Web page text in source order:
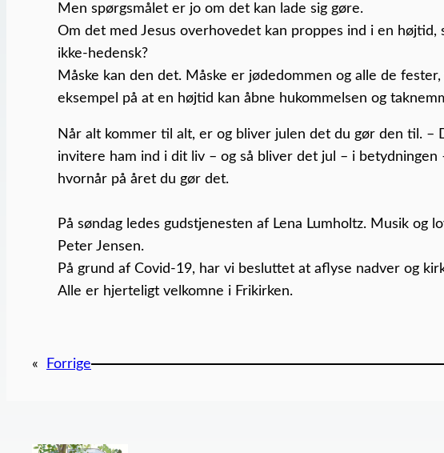
Men spørgsmålet er jo om det kan lade sig gøre.
Om det med Jesus overhovedet kan proppes ind i en
ikke-hedensk?
Måske kan den det. Måske er jødedommen og alle de
eksempel på at en højtid kan åbne hukommelsen og
Når alt kommer til alt, er og bliver julen det du gør den til.
invitere ham ind i dit liv – og så bliver det jul – i
hvornår på året du gør det.
På søndag ledes gudstjenesten af Lena Lumholtz. Musik og
Peter Jensen.
På grund af Covid-19, har vi besluttet at aflyse nadver og
Alle er hjerteligt velkomne i Frikirken.
« Forrige